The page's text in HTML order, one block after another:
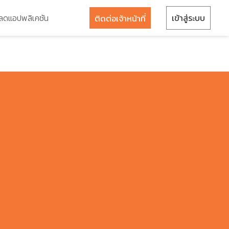
ดแอปพลิเคชัน ติดต่อเจ้าหน้าที่ เข้าสู่ระบบ